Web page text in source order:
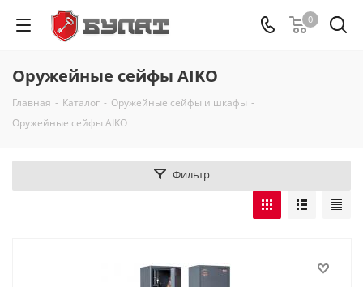
0
Оружейные сейфы AIKO
Главная - Каталог - Оружейные сейфы и шкафы -
Оружейные сейфы AIKO
Фильтр